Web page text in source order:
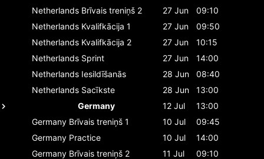
Netherlands Brīvais treniņš 2 27 Jun
09:10
Netherlands Kvalifkācija 1 27 Jun
09:50
Netherlands Kvalifkācija 2 27 Jun
10:15
Netherlands Sprint 27 Jun
14:00
Netherlands Iesildīšanās 28 Jun
08:40
Netherlands Sacīkste 28 Jun
13:00
Germany
12 Jul
13:00
Germany Brīvais treniņš 1 10 Jul
09:45
Germany Practice 10 Jul
14:00
Germany Brīvais treniņš 2 11 Jul
09:10